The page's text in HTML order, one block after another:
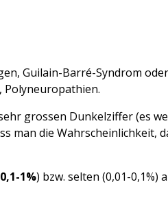
Guilain-Barré-Syndrom oder
Polyneuropathien.
grossen Dunkelziffer (es
man die Wahrscheinlichkeit,
0,1-1%) bzw. selten (0,01-0,1%)